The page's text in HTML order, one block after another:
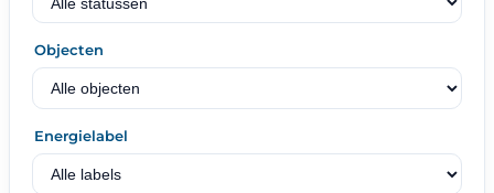
Objecten
Energielabel